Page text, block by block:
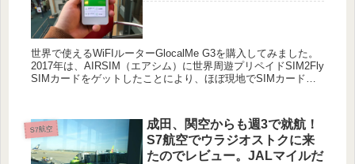
世界で使えるWiFIルーターGlocalMe G3を購入してみました。
2017年は、AIRSIM（エアシム）に世界周遊プリペイドSIM2Fly
SIMカードをゲットしたことにより、ほぼ現地でSIMカードを
S7航空
成田、関空からも週3で就航！
S7航空でウラジオストクに来
たのでレビュー。JALマイルだ